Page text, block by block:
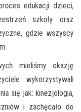
edukacji dzieci,
szkoły oraz
gdzie wszyscy
mieliśmy okazję
wykorzystywali
się jak: kinezjologia,
i zachęcało do